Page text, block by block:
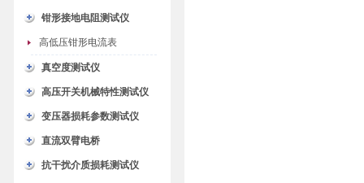
钳形接地电阻测试仪
高低压钳形电流表
真空度测试仪
高压开关机械特性测试仪
变压器损耗参数测试仪
直流双臂电桥
抗干扰介质损耗测试仪